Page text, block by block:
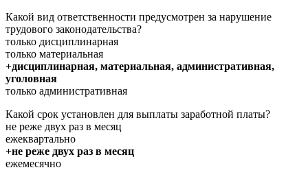
Какой вид ответственности предусмотрен за нарушение
трудового законодательства?
только дисциплинарная
только материальная
+дисциплинарная, материальная, административная,
уголовная
только административная
Какой срок установлен для выплаты заработной платы?
не реже двух раз в месяц
ежеквартально
+не реже двух раз в месяц
ежемесячно